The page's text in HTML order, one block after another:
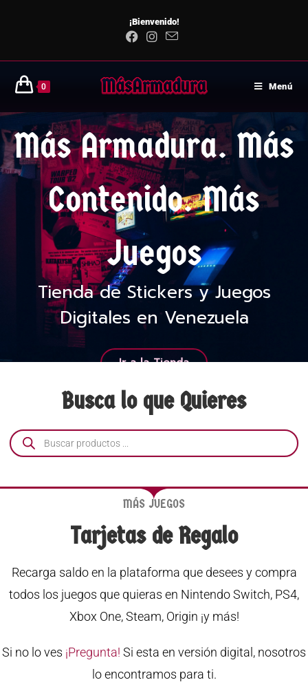
¡Bienvenido!
0 Menú
Más Armadura. Más
Contenido. Más
Juegos
Tienda de Stickers y Juegos
Digitales en Venezuela
Ir a la Tienda
Busca lo que Quieres
MÁS JUEGOS
Tarjetas de Regalo
Recarga saldo en la plataforma que desees y compra
todos los juegos que quieras en Nintendo Switch, PS4,
Xbox One, Steam, Origin ¡y más!
Si no lo ves ¡Pregunta! Si esta en versión digital, nosotros
lo encontramos para ti.